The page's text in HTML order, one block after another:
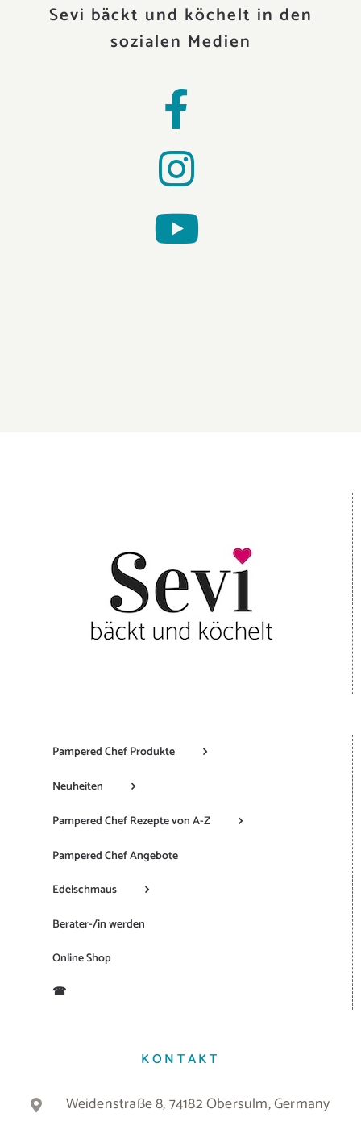
Sevi bäckt und köchelt in den
sozialen Medien
Pampered Chef Produkte
Neuheiten
Pampered Chef Rezepte von A-Z
Pampered Chef Angebote
Edelschmaus
Berater-/in werden
Online Shop
☎
KONTAKT
Weidenstraße 8, 74182 Obersulm, Germany